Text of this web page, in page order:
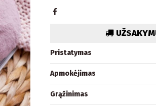
Pristatymas
Apmokėjimas
Grąžinimas